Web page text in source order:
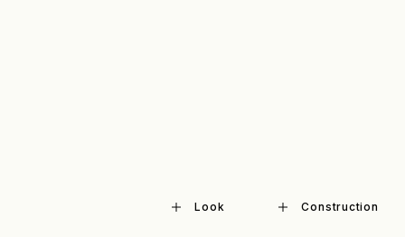
Look Construction